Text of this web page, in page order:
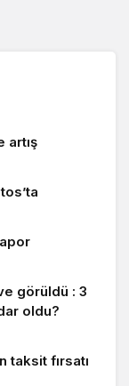
artış
görüldü : 3
oldu?
taksit fırsatı